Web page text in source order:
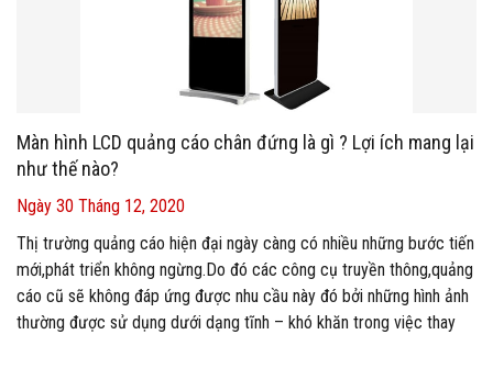
Màn hình LCD quảng cáo chân đứng là gì ? Lợi ích mang lại
như thế nào?
Ngày 30 Tháng 12, 2020
Thị trường quảng cáo hiện đại ngày càng có nhiều những bước tiến
mới,phát triển không ngừng.Do đó các công cụ truyền thông,quảng
cáo cũ sẽ không đáp ứng được nhu cầu này đó bởi những hình ảnh
thường được sử dụng dưới dạng tĩnh – khó khăn trong việc thay